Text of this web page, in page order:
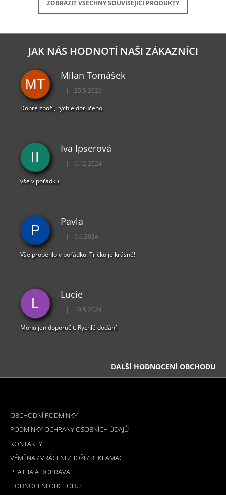
ZOBRAZIT VŠECHNY SOUVISEJÍCÍ PRODUKTY
JAK NÁS HODNOTÍ NAŠI ZÁKAZNÍCI
MT
Milan Tomášek
Hodnocení obchodu je 5 z 5 hvězdiček.
| 25.5.2026
Dobré zboží, rychle doručeno.
II
Iva Ipserová
Hodnocení obchodu je 5 z 5 hvězdiček.
| 6.12.2024
vše v pořádku
P
Pavla
Hodnocení obchodu je 5 z 5 hvězdiček.
| 9.6.2024
Vše proběhlo v pořádku. Tričko je krásné!
L
Lucie
Hodnocení obchodu je 5 z 5 hvězdiček.
| 19.5.2024
Mohu jen doporučit. Rychlé dodání
DALŠÍ HODNOCENÍ OBCHODU
Z
OBCHODNÍ PODMÍNKY
PODMÍNKY OCHRANY OSOBNÍCH ÚDAJŮ
KONTAKTY
VÝMĚNA / VRÁCENÍ ZBOŽÍ / REKLAMACE
PLATBA A DOPRAVA
HODNOCENÍ OBCHODU